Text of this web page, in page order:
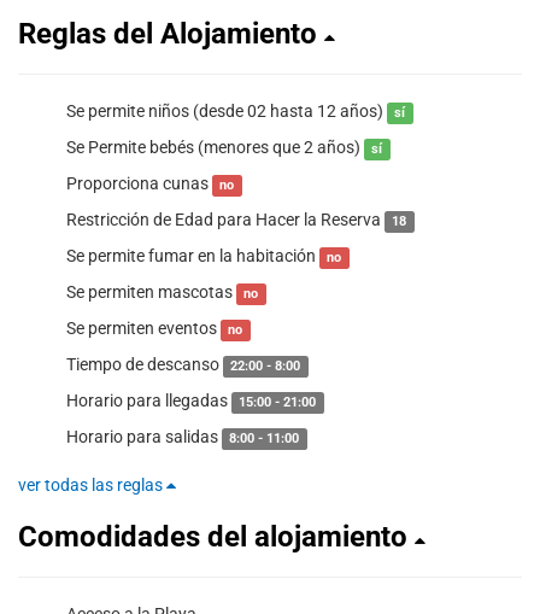
Reglas del Alojamiento
Se permite niños (desde 02 hasta 12 años) sí
Se Permite bebés (menores que 2 años) sí
Proporciona cunas no
Restricción de Edad para Hacer la Reserva 18
Se permite fumar en la habitación no
Se permiten mascotas no
Se permiten eventos no
Tiempo de descanso 22:00 - 8:00
Horario para llegadas 15:00 - 21:00
Horario para salidas 8:00 - 11:00
ver todas las reglas
Comodidades del alojamiento